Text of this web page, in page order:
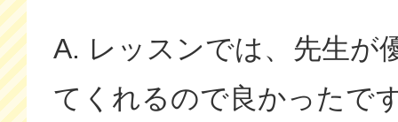
A. レッスンでは、先生が
てくれるので良かったで